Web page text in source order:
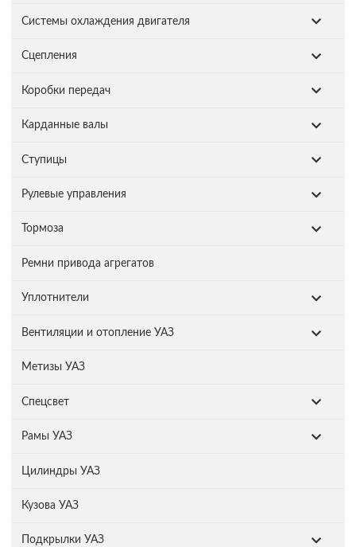
Системы охлаждения двигателя
Сцепления
Коробки передач
Карданные валы
Ступицы
Рулевые управления
Тормоза
Ремни привода агрегатов
Уплотнители
Вентиляции и отопление УАЗ
Метизы УАЗ
Спецсвет
Рамы УАЗ
Цилиндры УАЗ
Кузова УАЗ
Подкрылки УАЗ